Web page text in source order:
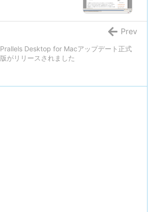
Prallels Desktop for Macアップデート正式
版がリリースされました
Prev